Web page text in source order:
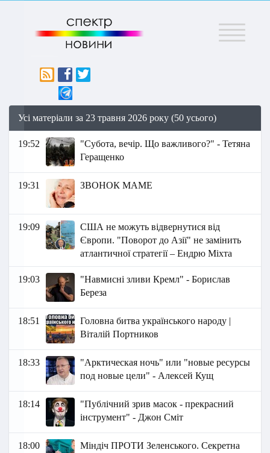
Меню
Усі матеріали за 23 травня 2026 року (50 усього)
19:52
"Субота, вечір. Що важливого?" - Тетяна
Геращенко
19:31 ЗВОНОК МАМЕ
19:09
США не можуть відвернутися від
Європи. "Поворот до Азії" не замінить
атлантичної стратегії – Ендрю Міхта
19:03
"Навмисні зливи Кремл" - Борислав
Береза
18:51
Головна битва українського народу |
Віталій Портников
18:33
"Арктическая ночь" или "новые ресурсы
под новые цели" - Алексей Кущ
18:14
"Публічний зрив масок - прекрасний
інструмент" - Джон Сміт
18:00
Міндіч ПРОТИ Зеленського. Секретна